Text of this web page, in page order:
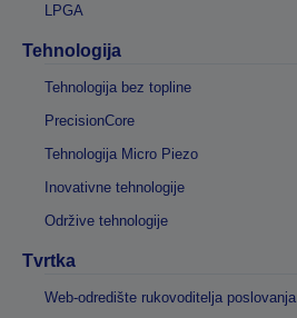
LPGA
Tehnologija
Tehnologija bez topline
PrecisionCore
Tehnologija Micro Piezo
Inovativne tehnologije
Održive tehnologije
Tvrtka
Web-odredište rukovoditelja poslovanja